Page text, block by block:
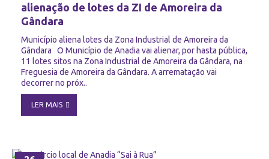
alienação de lotes da ZI de Amoreira da
Gândara
Município aliena lotes da Zona Industrial de Amoreira da
Gândara O Município de Anadia vai alienar, por hasta pública,
11 lotes sitos na Zona Industrial de Amoreira da Gândara, na
Freguesia de Amoreira da Gândara. A arrematação vai
decorrer no próx..
LER MAIS